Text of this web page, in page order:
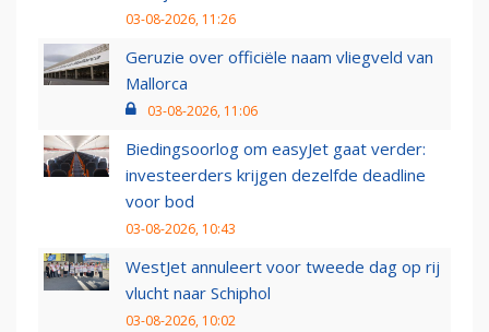
03-08-2026, 11:26
Geruzie over officiële naam vliegveld van
Mallorca
03-08-2026, 11:06
Biedingsoorlog om easyJet gaat verder:
investeerders krijgen dezelfde deadline
voor bod
03-08-2026, 10:43
WestJet annuleert voor tweede dag op rij
vlucht naar Schiphol
03-08-2026, 10:02